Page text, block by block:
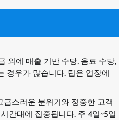
외에 매출 기반 수당, 음료 수당,
경우가 많습니다. 팁은 업장에
급스러운 분위기와 정중한 고객
간대에 집중됩니다. 주 4일~5일